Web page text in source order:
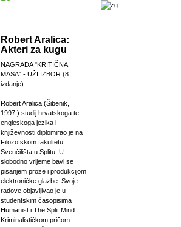
Robert Aralica:
Akteri za kugu
NAGRADA "KRITIČNA
MASA" - UŽI IZBOR (8.
izdanje)
Robert Aralica (Šibenik,
1997.) studij hrvatskoga te
engleskoga jezika i
književnosti diplomirao je na
Filozofskom fakultetu
Sveučilišta u Splitu. U
slobodno vrijeme bavi se
pisanjem proze i produkcijom
elektroničke glazbe. Svoje
radove objavljivao je u
studentskim časopisima
Humanist i The Split Mind.
Kriminalističkom pričom